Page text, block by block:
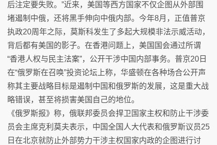
后注定要失败。”近来，美国等西方国家不仅企图从外部围
堵遏制中俄，还将黑手伸向中俄内部。今年8月，正值普京
执政20周年之际，莫斯科发生了多起大规模非法示威活动，
背后都有美国的影子。在香港问题上，美国国会通过所谓
“香港人权与民主法案”，公开干涉中国内部事务。普京20日
在“俄罗斯在召唤”投资论坛上称，华盛顿在各种场合公开声
称其主要战略目标是遏制中国和俄罗斯的发展，这是重大战
略错误，甚至将损害美国自己的地位。
《俄罗斯报》称，俄联邦委员会捍卫国家主权和防止干涉委
员会主席克利莫夫表示，中国全国人大代表和俄罗斯议员25
日在北京就防止外部势力干涉主权国家内政的企图进行讨